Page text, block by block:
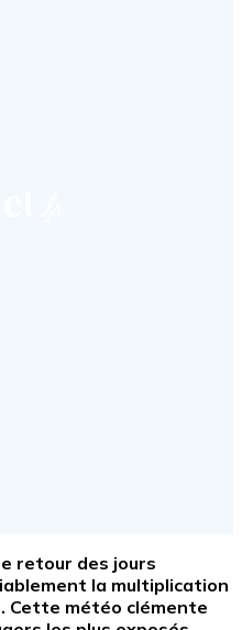
retour des jours
la multiplication
Cette météo clémente